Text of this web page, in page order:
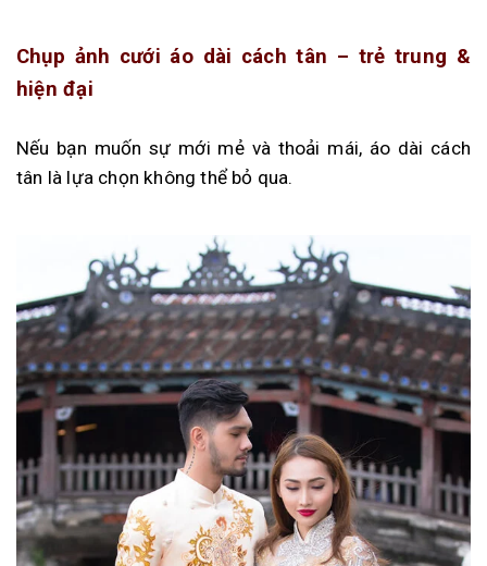
Chụp ảnh cưới áo dài cách tân – trẻ trung &
hiện đại
Nếu bạn muốn sự mới mẻ và thoải mái, áo dài cách
tân là lựa chọn không thể bỏ qua.